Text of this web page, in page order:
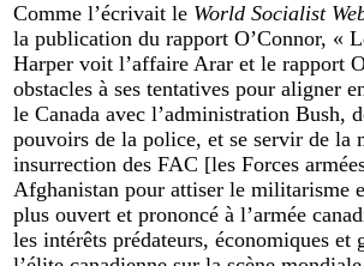
Comme l’écrivait le World Socialist
la publication du rapport O’Connor, «
Harper voit l’affaire Arar et le rapport
obstacles à ses tentatives pour aligner
le Canada avec l’administration Bush,
pouvoirs de la police, et se servir de la
insurrection des FAC [les Forces
Afghanistan pour attiser le militarisme
plus ouvert et prononcé à l’armée
les intérêts prédateurs, économiques et